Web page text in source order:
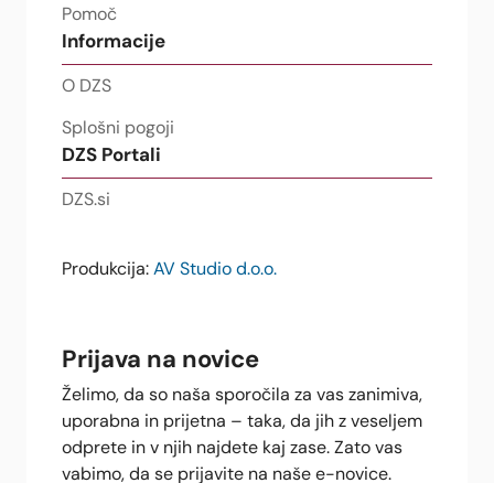
Pomoč
Informacije
O DZS
Splošni pogoji
DZS Portali
DZS.si
Produkcija: AV Studio d.o.o.
Prijava na novice
Želimo, da so naša sporočila za vas zanimiva,
uporabna in prijetna – taka, da jih z veseljem
odprete in v njih najdete kaj zase. Zato vas
vabimo, da se prijavite na naše e-novice.